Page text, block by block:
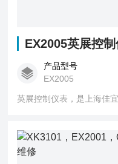
EX2005英展控
产品型号
EX2005
英展控制仪表，是上海佳